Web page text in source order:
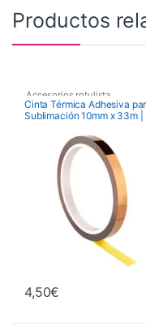
Productos
Accesorios rotulista
Cinta Térmica Adhesiva
Sublimación 10mm x 33m |
4,50€